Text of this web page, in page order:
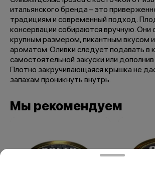
итальянского бренда – это
традициям и современный подход.
консервации собираются вручную. Они
крупным размером, пикантным вкусом
ароматом. Оливки следует подавать в
самостоятельной закуски или
Плотно закручивающаяся крышка не
запахам проникнуть внутрь.
Мы рекомендуем